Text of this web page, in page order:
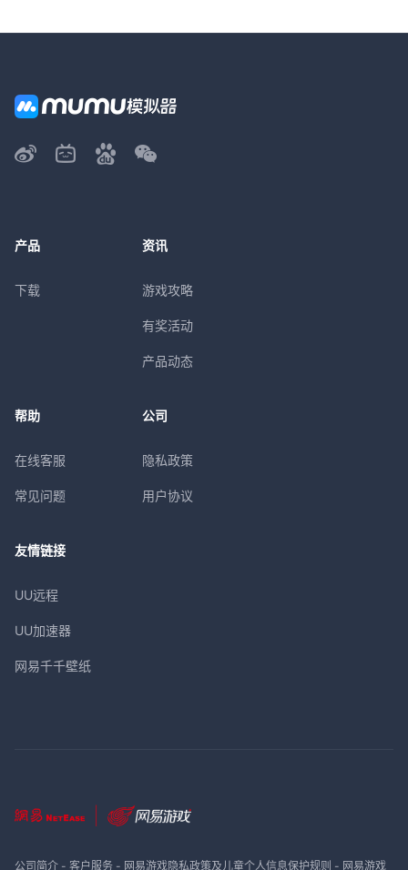
产品
下载
资讯
游戏攻略
有奖活动
产品动态
帮助
在线客服
常见问题
公司
隐私政策
用户协议
友情链接
UU远程
UU加速器
网易千千壁纸
公司简介- 客户服务- 网易游戏隐私政策及儿童个人信息保护规则 - 网易游戏